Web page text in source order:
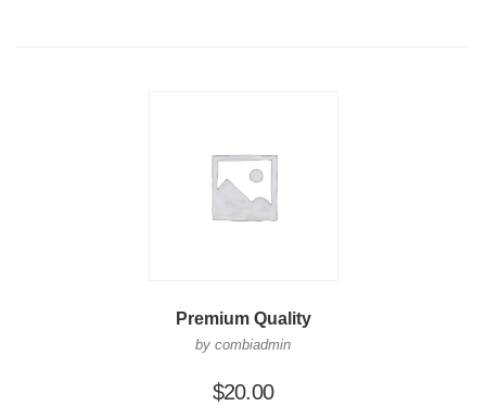
Premium Quality
by combiadmin
$20.00